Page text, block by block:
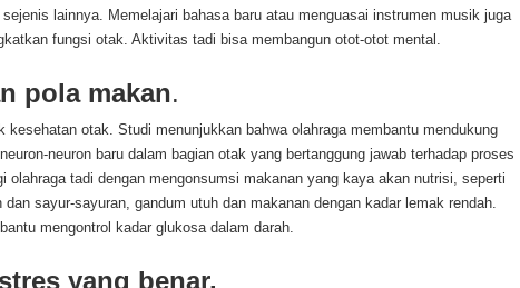
sejenis lainnya. Memelajari bahasa baru atau menguasai instrumen musik juga
fungsi otak. Aktivitas tadi bisa membangun otot-otot mental.
pola makan.
kesehatan otak. Studi menunjukkan bahwa olahraga membantu mendukung
neuron baru dalam bagian otak yang bertanggung jawab terhadap proses
olahraga tadi dengan mengonsumsi makanan yang kaya akan nutrisi, seperti
dan sayur-sayuran, gandum utuh dan makanan dengan kadar lemak rendah.
mengontrol kadar glukosa dalam darah.
yang benar.